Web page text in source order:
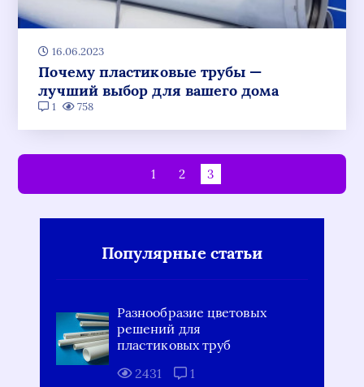
16.06.2023
Почему пластиковые трубы —
лучший выбор для вашего дома
1 758
1 2 3
Популярные статьи
Разнообразие цветовых
решений для
пластиковых труб
2431
1